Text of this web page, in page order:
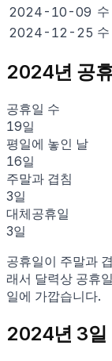
2024-10-09 수
2024-12-25 수
2024년 공
공휴일 수
19일
평일에 놓인 날
16일
주말과 겹침
3일
대체공휴일
3일
공휴일이 주말과
래서 달력상 공휴
일에 가깝습니다.
2024년 3